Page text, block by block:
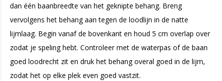
dan één baanbreedte van het geknipte behang. Breng
vervolgens het behang aan tegen de loodlijn in de natte
lijmlaag. Begin vanaf de bovenkant en houd 5 cm overlap over
zodat je speling hebt. Controleer met de waterpas of de baan
goed loodrecht zit en druk het behang overal goed in de lijm,
zodat het op elke plek even goed vastzit.